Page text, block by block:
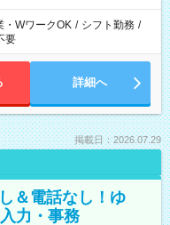
・WワークOK / シフト勤務 /
要
詳細へ
掲載日：2026.07.29
＆電話なし！ゆ
力・事務